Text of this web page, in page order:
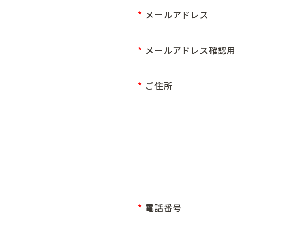
メールアドレス
メールアドレス確認用
ご住所
電話番号